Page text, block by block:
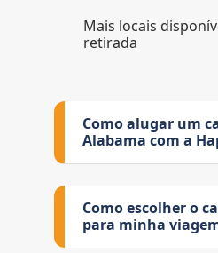
Mais locais
retirada
Como alugar um
Alabama com a
Como escolher o
para minha